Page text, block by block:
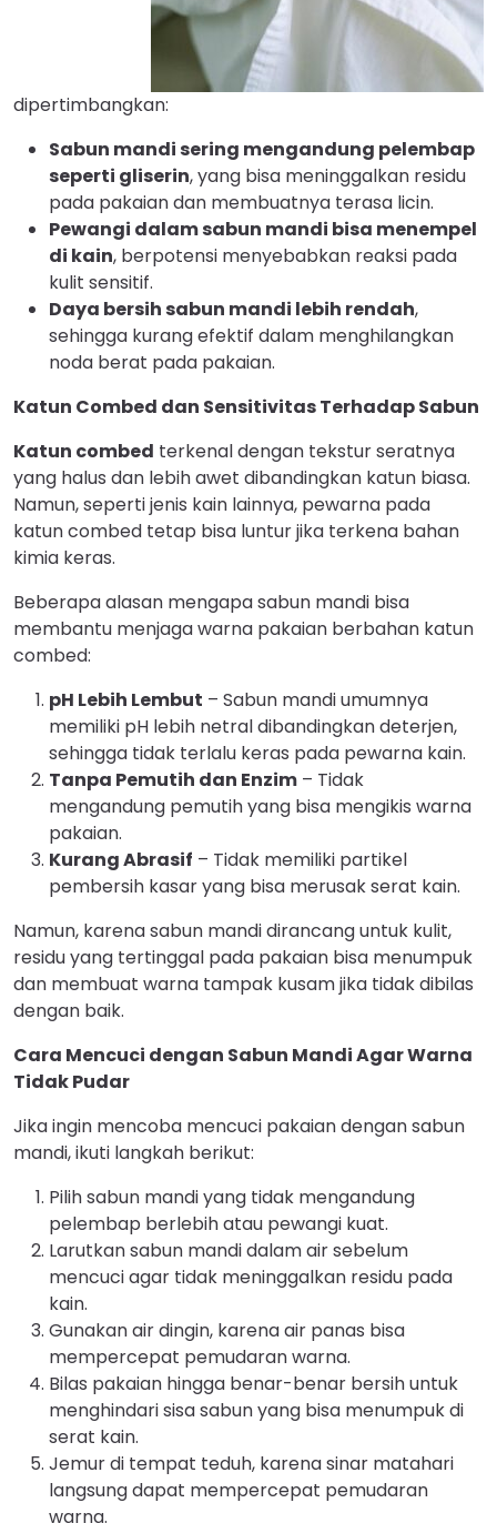
dipertimbangkan:
Sabun mandi sering mengandung pelembap
seperti gliserin, yang bisa meninggalkan residu
pada pakaian dan membuatnya terasa licin.
Pewangi dalam sabun mandi bisa menempel
di kain, berpotensi menyebabkan reaksi pada
kulit sensitif.
Daya bersih sabun mandi lebih rendah,
sehingga kurang efektif dalam menghilangkan
noda berat pada pakaian.
Katun Combed dan Sensitivitas Terhadap Sabun
Katun combed terkenal dengan tekstur seratnya
yang halus dan lebih awet dibandingkan katun biasa.
Namun, seperti jenis kain lainnya, pewarna pada
katun combed tetap bisa luntur jika terkena bahan
kimia keras.
Beberapa alasan mengapa sabun mandi bisa
membantu menjaga warna pakaian berbahan katun
combed:
pH Lebih Lembut – Sabun mandi umumnya
memiliki pH lebih netral dibandingkan deterjen,
sehingga tidak terlalu keras pada pewarna kain.
Tanpa Pemutih dan Enzim – Tidak
mengandung pemutih yang bisa mengikis warna
pakaian.
Kurang Abrasif – Tidak memiliki partikel
pembersih kasar yang bisa merusak serat kain.
Namun, karena sabun mandi dirancang untuk kulit,
residu yang tertinggal pada pakaian bisa menumpuk
dan membuat warna tampak kusam jika tidak dibilas
dengan baik.
Cara Mencuci dengan Sabun Mandi Agar Warna
Tidak Pudar
Jika ingin mencoba mencuci pakaian dengan sabun
mandi, ikuti langkah berikut:
Pilih sabun mandi yang tidak mengandung
pelembap berlebih atau pewangi kuat.
Larutkan sabun mandi dalam air sebelum
mencuci agar tidak meninggalkan residu pada
kain.
Gunakan air dingin, karena air panas bisa
mempercepat pemudaran warna.
Bilas pakaian hingga benar-benar bersih untuk
menghindari sisa sabun yang bisa menumpuk di
serat kain.
Jemur di tempat teduh, karena sinar matahari
langsung dapat mempercepat pemudaran
warna.